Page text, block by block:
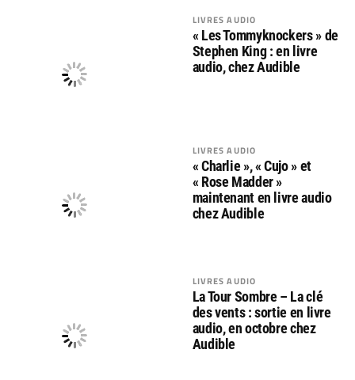
LIVRES AUDIO
« Les Tommyknockers » de
Stephen King : en livre
audio, chez Audible
LIVRES AUDIO
« Charlie », « Cujo » et
« Rose Madder »
maintenant en livre audio
chez Audible
LIVRES AUDIO
La Tour Sombre – La clé
des vents : sortie en livre
audio, en octobre chez
Audible